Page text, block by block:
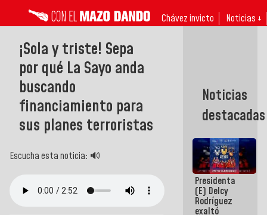
Chávez invicto Noticias ↓
¡Sola y triste! Sepa
por qué La Sayo anda
buscando
financiamiento para
sus planes terroristas
Escucha esta noticia: 🔊
Noticias
destacadas
Presidenta
(E) Delcy
Rodríguez
exaltó